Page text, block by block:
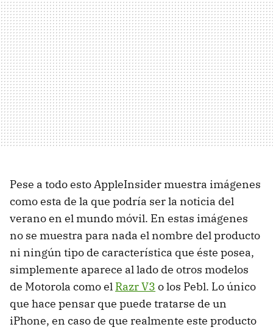
Pese a todo esto AppleInsider muestra imágenes
como esta de la que podría ser la noticia del
verano en el mundo móvil. En estas imágenes
no se muestra para nada el nombre del producto
ni ningún tipo de característica que éste posea,
simplemente aparece al lado de otros modelos
de Motorola como el Razr V3 o los Pebl. Lo único
que hace pensar que puede tratarse de un
iPhone, en caso de que realmente este producto